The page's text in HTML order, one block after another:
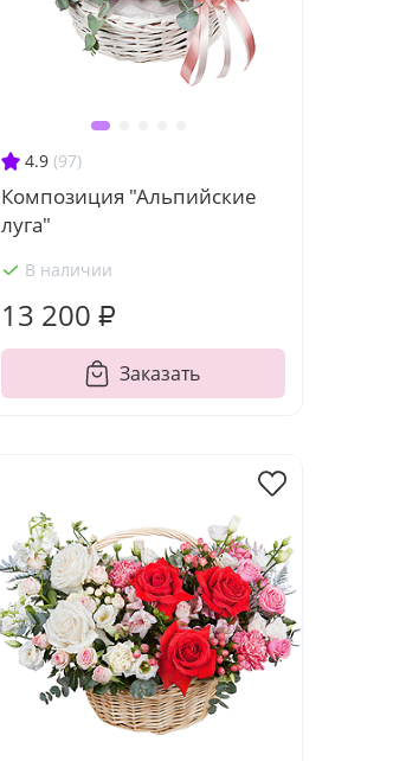
4.9 (97)
Композиция "Альпийские
луга"
В наличии
13 200 ₽
Заказать